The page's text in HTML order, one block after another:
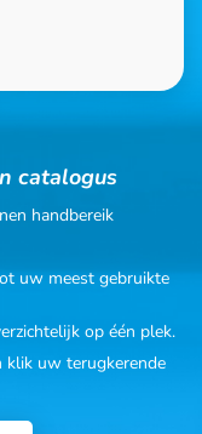
catalogus
handbereik
uw meest gebruikte
op één plek.
klik uw terugkerende